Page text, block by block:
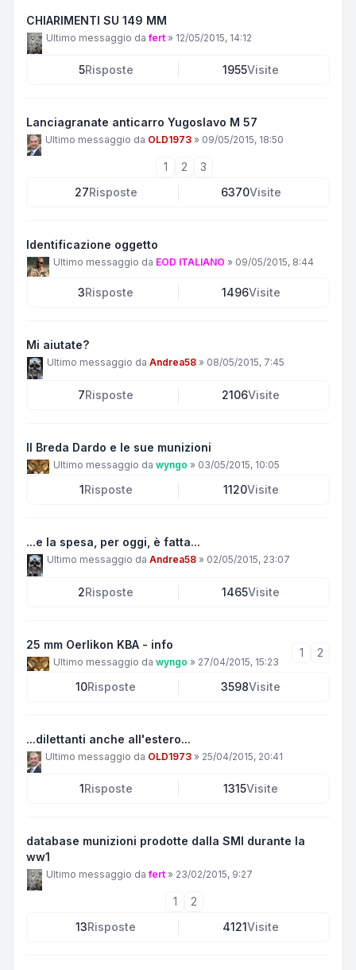
CHIARIMENTI SU 149 MM
Ultimo messaggio dafert » 12/05/2015, 14:12
5Risposte 1955Visite
Lanciagranate anticarro Yugoslavo M 57
Ultimo messaggio da OLD1973 » 09/05/2015, 18:50
1 2
3
27Risposte 6370Visite
Identificazione oggetto
Ultimo messaggio da EOD ITALIANO » 09/05/2015, 8:44
3Risposte 1496Visite
Mi aiutate?
Ultimo messaggio da Andrea58 » 08/05/2015, 7:45
7Risposte 2106Visite
Il Breda Dardo e le sue munizioni
Ultimo messaggio da wyngo » 03/05/2015, 10:05
1Risposte 1120Visite
...e la spesa, per oggi, è fatta...
Ultimo messaggio da Andrea58 » 02/05/2015, 23:07
2Risposte 1465Visite
25 mm Oerlikon KBA - info
Ultimo messaggio da wyngo » 27/04/2015, 15:23
1 2
10Risposte 3598Visite
...dilettanti anche all'estero...
Ultimo messaggio da OLD1973 » 25/04/2015, 20:41
1Risposte 1315Visite
database munizioni prodotte dalla SMI durante la
ww1
Ultimo messaggio dafert » 23/02/2015, 9:27
1
2
13Risposte 4121Visite